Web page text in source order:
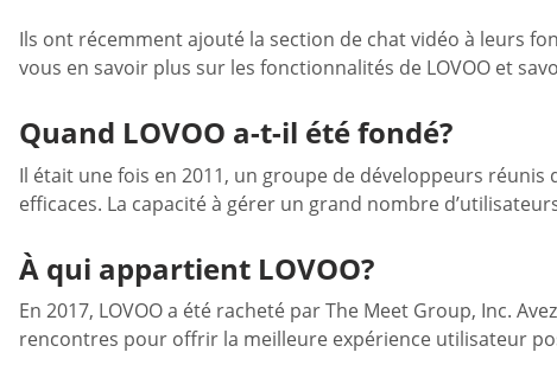
Ils ont récemment ajouté la section de chat vidéo à leurs
vous en savoir plus sur les fonctionnalités de LOVOO et
Quand LOVOO a-t-il été fondé?
Il était une fois en 2011, un groupe de développeurs
efficaces. La capacité à gérer un grand nombre
À qui appartient LOVOO?
En 2017, LOVOO a été racheté par The Meet Group, Inc.
rencontres pour offrir la meilleure expérience utilisateur